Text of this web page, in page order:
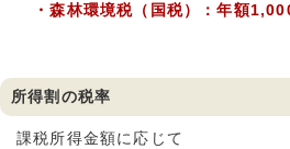
・森林環境税（国税）：年額
所得割の税率
課税所得金額に応じて